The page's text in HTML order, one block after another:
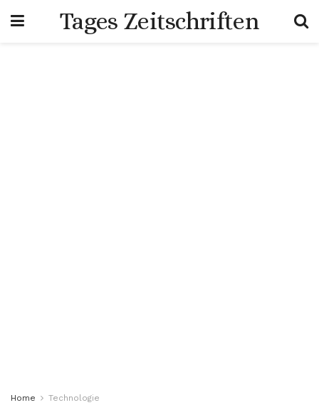
Tages Zeitschriften
Home Technologie